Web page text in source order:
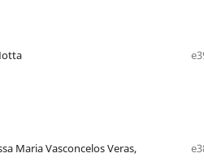
Maria Vasconcelos Veras,